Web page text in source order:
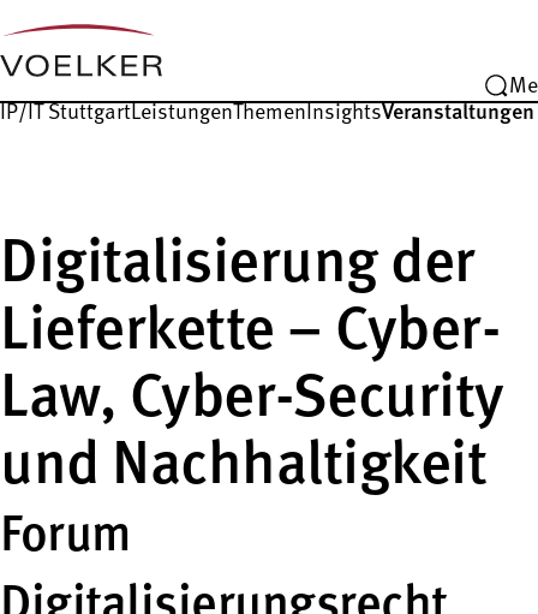
IP/IT StuttgartLeistungenThemenInsightsVeranstaltungen
Digitalisierung der
Lieferkette – Cyber-
Law, Cyber-Security
und Nachhaltigkeit
Forum